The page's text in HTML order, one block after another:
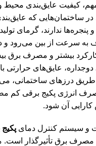
کیفیت عایق‌بندی محیط
ساختمان‌هایی که
و پنجره‌ها ندارند، گرمای
به سرعت از بین می‌رود و
بیشتر و مصرف برق
دوجداره، عایق‌های حرارتی
درزهای ساختمانی،
انرژی پکیج برقی کم
آن شود.
و سیستم کنترل دمای
مصرف برق تأثیرگذار است.